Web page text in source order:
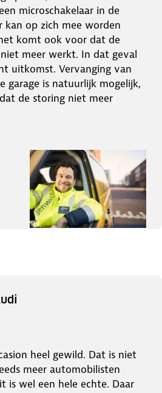
microschakelaar in de
kan op zich mee worden
komt ook voor dat de
meer werkt. In dat geval
uitkomst. Vervanging van
garage is natuurlijk mogelijk,
de storing niet meer
heel gewild. Dat is niet
meer automobilisten
is wel een hele echte. Daar